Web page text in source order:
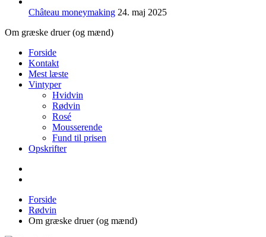
Château moneymaking 24. maj 2025
Om græske druer (og mænd)
Forside
Kontakt
Mest læste
Vintyper
Hvidvin
Rødvin
Rosé
Mousserende
Fund til prisen
Opskrifter
Forside
Rødvin
Om græske druer (og mænd)